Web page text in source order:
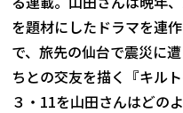
を題材にしたドラマを連
で、旅先の仙台で震災に
ちとの交友を描く『キル
３・11を山田さんはどの